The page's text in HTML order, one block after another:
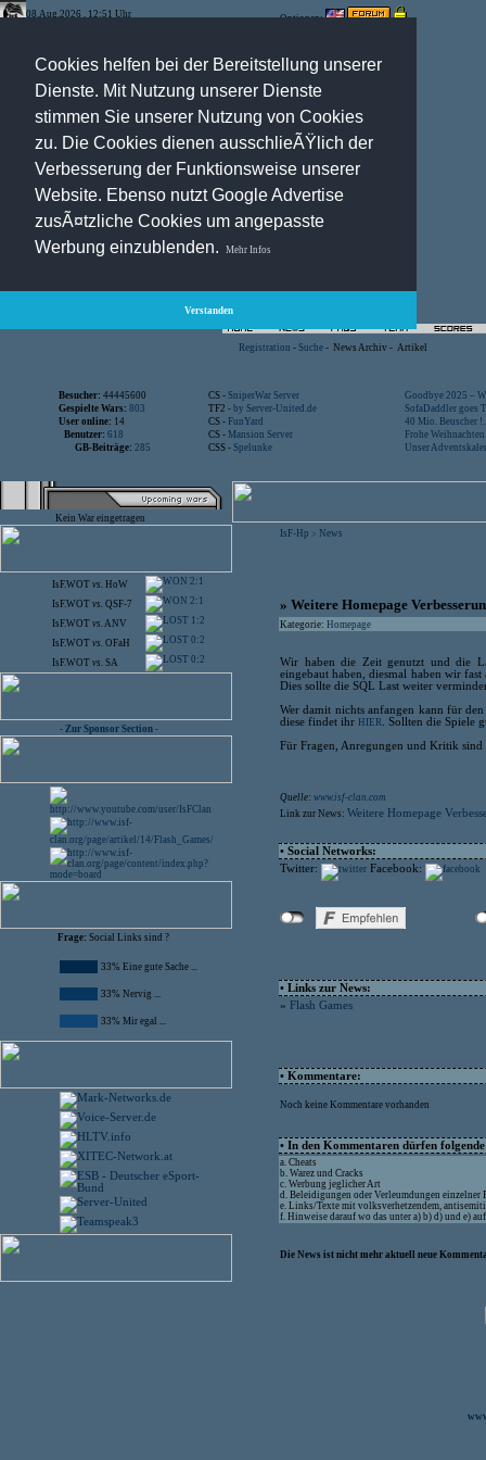
Cookies helfen bei der Bereitstellung unserer
Dienste. Mit Nutzung unserer Dienste
stimmen Sie unserer Nutzung von Cookies
zu. Die Cookies dienen ausschlieÃŸlich der
Verbesserung der Funktionsweise unserer
Website. Ebenso nutzt Google Advertise
zusÃ¤tzliche Cookies um angepasste
Werbung einzublenden.
Mehr Infos
Verstanden
08.Aug.2026 , 12:51 Uhr Optionen:
Registration - Suche - News Archiv - Artikel
Besucher: 44445600 CS - SniperWar Server
Goodbye 2025 –
Gespielte Wars: 803 TF2 - by Server-United.de
SofaDaddler goes
User online: 14 CS - FunYard
40 Mio. Beuscher
Benutzer: 618 CS - Mansion Server
Frohe
GB-Beiträge: 285 CSS - Spelunke Unser
Kein War eingetragen
IsF.WOT vs. HoW 2:1
IsF.WOT vs. QSF-7 2:1
IsF.WOT vs.ANV 1:2
IsF.WOT vs. OFaH 0:2
IsF.WOT vs. SA 0:2
- Zur Sponsor Section -
Frage: Social Links sind ?
33% Eine gute Sache ...
33% Nervig ...
33% Mir egal ...
IsF-Hp > News
» Weitere Homepage
Kategorie: Homepage
Wir haben die Zeit genutzt und die
eingebaut haben, diesmal haben wir
Dies sollte die SQL Last weiter
Wer damit nichts anfangen kann für
diese findet ihr HIER
. Sollten die Spiele
Für Fragen, Anregungen und Kritik
Quelle: www.isf-clan.com
Link zur News: Weitere Homepage
• Social Networks:
Twitter:
Facebook:
• Links zur News:
» Flash Games
• Kommentare:
Noch keine Kommentare vorhanden
• In den Kommentaren dürfen
a. Cheats
b. Warez und Cracks
c. Werbung jeglicher Art
d. Beleidigungen oder Verleumdungen einzelner
e. Links/Texte mit volksverhetzendem,
f. Hinweise darauf wo das unter a) b) d) und e)
Die News ist nicht mehr aktuell neue